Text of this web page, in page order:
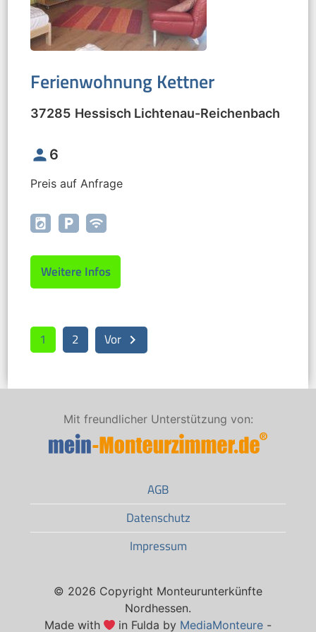
Ferienwohnung Kettner
37285 Hessisch Lichtenau-Reichenbach
person 6
Preis auf Anfrage
local_laundry_service local_parking wifi
Weitere Infos
1 2 Vor keyboard_arrow_right
Mit freundlicher Unterstützung von:
AGB
Datenschutz
Impressum
© 2026 Copyright Monteurunterkünfte
Nordhessen.
Made with
in Fulda by MediaMonteure -